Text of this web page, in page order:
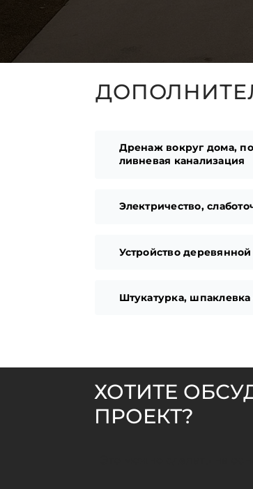
Дренаж вокруг дома,
ливневая канализация
Электричество,
Устройство
Штукатурка, шпаклевка
ХОТИТЕ
ПРОЕКТ?